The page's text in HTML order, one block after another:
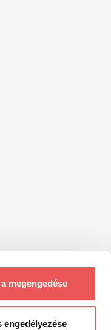
megengedése
engedélyezése